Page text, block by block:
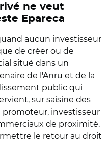
ne veut
Epareca
aucun investisseur
de créer ou de
situé dans un
de l'Anru et de la
public qui
sur saisine des
investisseur
de proximité.
le retour au droit